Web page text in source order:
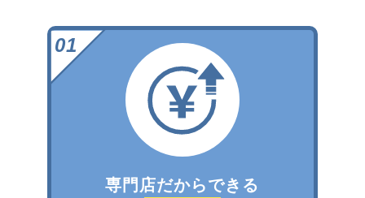
専門店だからできる